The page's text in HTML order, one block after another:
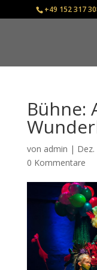
+49 152 317
Bühne:
von admin |
0 Kommentare